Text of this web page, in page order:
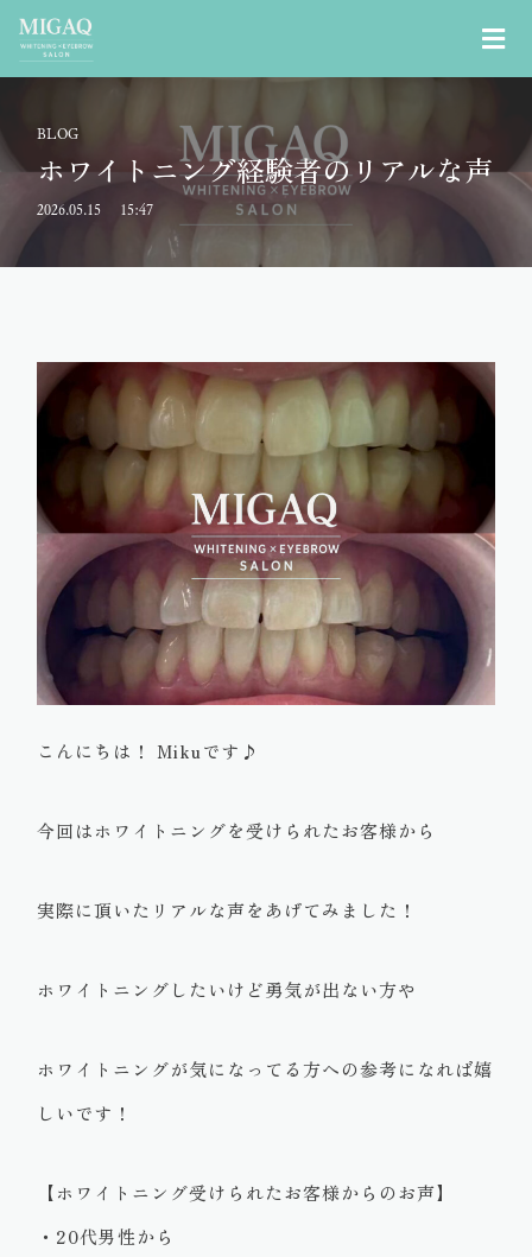
BLOG
ホワイトニング経験者のリアルな声
2026.05.15 15:47
こんにちは！ Mikuです♪
今回はホワイトニングを受けられたお客様から
実際に頂いたリアルな声をあげてみました！
ホワイトニングしたいけど勇気が出ない方や
ホワイトニングが気になってる方への参考になれば嬉
しいです！
【ホワイトニング受けられたお客様からのお声】
・20代男性から